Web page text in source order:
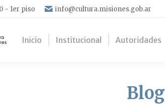
- 1er piso info@cultura.misiones.gob.ar
Inicio Institucional Autoridades
Blog